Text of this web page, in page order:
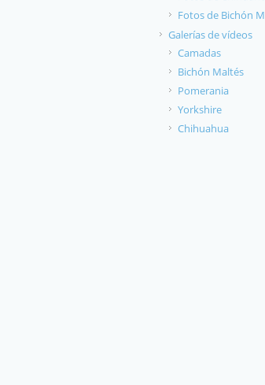
Fotos de Bichón
Galerías de vídeos
Camadas
Bichón Maltés
Pomerania
Yorkshire
Chihuahua